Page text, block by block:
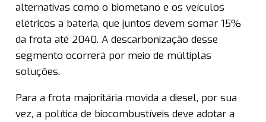
alternativas como o biometano e os veículos
elétricos a bateria, que juntos devem somar 15%
da frota até 2040. A descarbonização desse
segmento ocorrerá por meio de múltiplas
soluções.
Para a frota majoritária movida a diesel, por sua
vez, a política de biocombustíveis deve adotar a